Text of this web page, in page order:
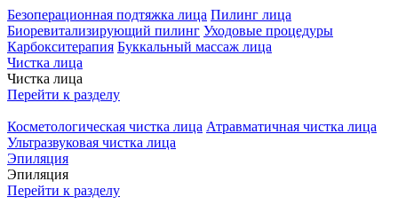
Безоперационная подтяжка лица Пилинг лица
Биоревитализирующий пилинг Уходовые процедуры
Карбокситерапия Буккальный массаж лица
Чистка лица
Чистка лица
Перейти к разделу
Косметологическая чистка лица Атравматичная чистка лица
Ультразвуковая чистка лица
Эпиляция
Эпиляция
Перейти к разделу